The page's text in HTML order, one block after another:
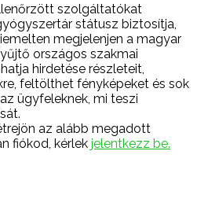
szolgáltatókat
státusz biztosítja,
megjelenjen a magyar
országos szakmai
hirdetése részleteit,
feltölthet fényképeket és sok
ügyfeleknek, mi teszi
az alább megadott
fiókod, kérlek jelentkezz be.